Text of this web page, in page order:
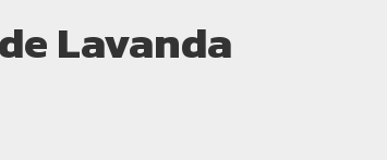
Lavanda